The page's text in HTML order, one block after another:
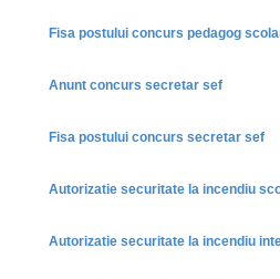
Fisa postului concurs pedagog
Anunt concurs secretar sef
Fisa postului concurs secretar sef
Autorizatie securitate la incendiu
Autorizatie securitate la incendiu